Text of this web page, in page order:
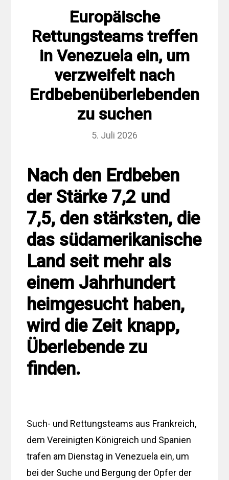
Europäische
Rettungsteams treffen
in Venezuela ein, um
verzweifelt nach
Erdbebenüberlebenden
zu suchen
5. Juli 2026
Nach den Erdbeben
der Stärke 7,2 und
7,5, den stärksten, die
das südamerikanische
Land seit mehr als
einem Jahrhundert
heimgesucht haben,
wird die Zeit knapp,
Überlebende zu
finden.
Such- und Rettungsteams aus Frankreich,
dem Vereinigten Königreich und Spanien
trafen am Dienstag in Venezuela ein, um
bei der Suche und Bergung der Opfer der